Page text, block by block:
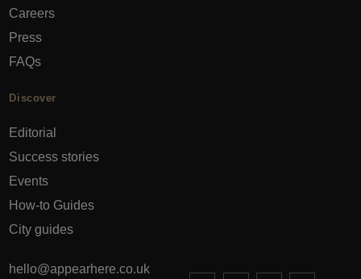
Careers
Press
FAQs
Discover
Editorial
Success stories
Events
How-to Guides
City guides
hello@appearhere.co.uk